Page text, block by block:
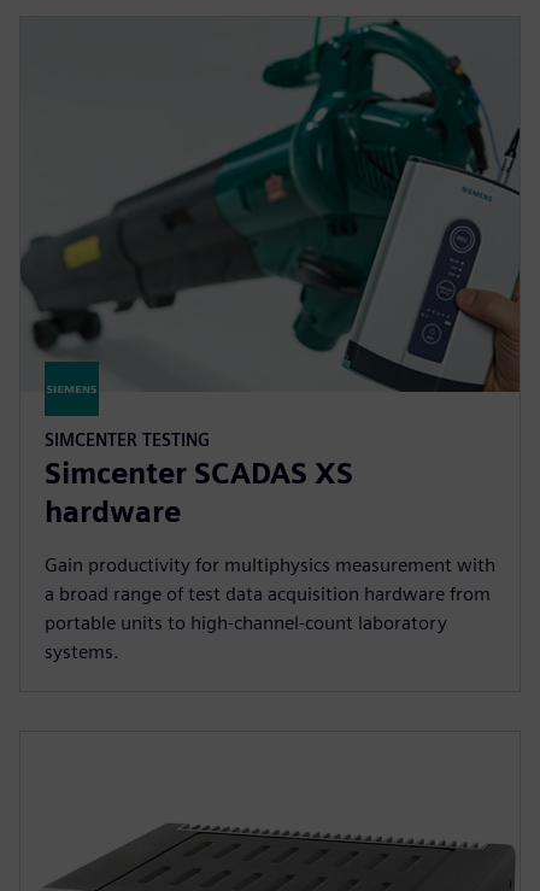
SIMCENTER TESTING
Simcenter SCADAS XS
hardware
Gain productivity for multiphysics measurement with
a broad range of test data acquisition hardware from
portable units to high-channel-count laboratory
systems.